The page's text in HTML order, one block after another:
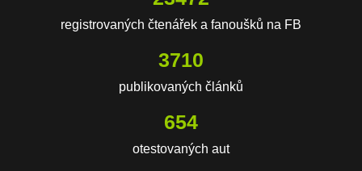
registrovaných čtenářek a fanoušků na FB
3710
publikovaných článků
654
otestovaných aut